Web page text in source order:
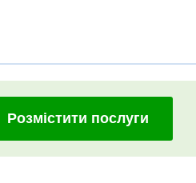
Розмістити послуги